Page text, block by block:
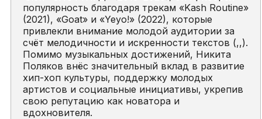
популярность благодаря трекам «Kash Routine»
(2021), «Goat» и «Yeyo!» (2022), которые
привлекли внимание молодой аудитории за
счёт мелодичности и искренности текстов (,,).
Помимо музыкальных достижений, Никита
Поляков внёс значительный вклад в развитие
хип-хоп культуры, поддержку молодых
артистов и социальные инициативы, укрепив
свою репутацию как новатора и
вдохновителя.